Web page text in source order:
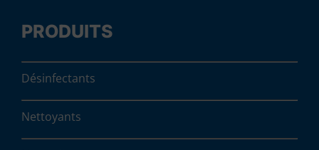
PRODUITS
Désinfectants
Nettoyants